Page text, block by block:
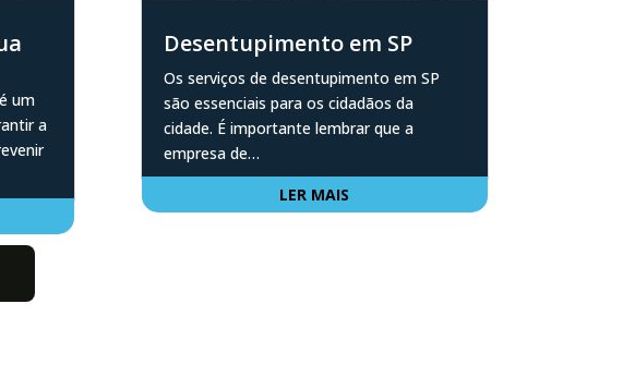
um
a
Desentupimento em SP
Os serviços de desentupimento em SP
são essenciais para os cidadãos da
cidade. É importante lembrar que a
empresa de…
LER MAIS